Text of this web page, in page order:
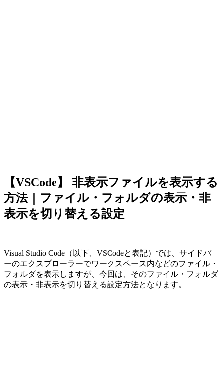
【VSCode】 非表示ファイルを表示する
方法｜ファイル・フォルダの表示・非
表示を切り替える設定
Visual Studio Code（以下、VSCodeと表記）では、サイドバ
ーのエクスプローラーでワークスペース内などのファイル・
フォルダを表示しますが、今回は、そのファイル・フォルダ
の表示・非表示を切り替える設定方法となります。